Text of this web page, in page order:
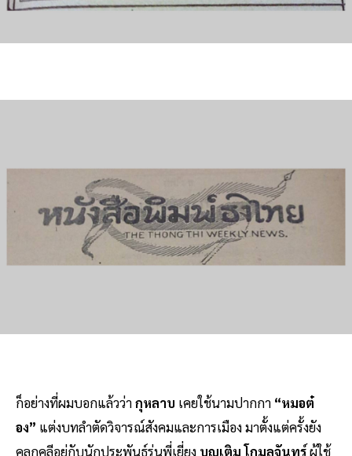
ก็อย่างที่ผมบอกแล้วว่ากุหลาบ เคยใช้นามปากกา “หมอต๋
อง” แต่งบทลำตัดวิจารณ์สังคมและการเมือง มาตั้งแต่ครั้งยัง
คลุกคลีอยู่กับนักประพันธ์รุ่นพี่เยี่ยง บุญเติม โกมลจันทร์ผู้ใช้